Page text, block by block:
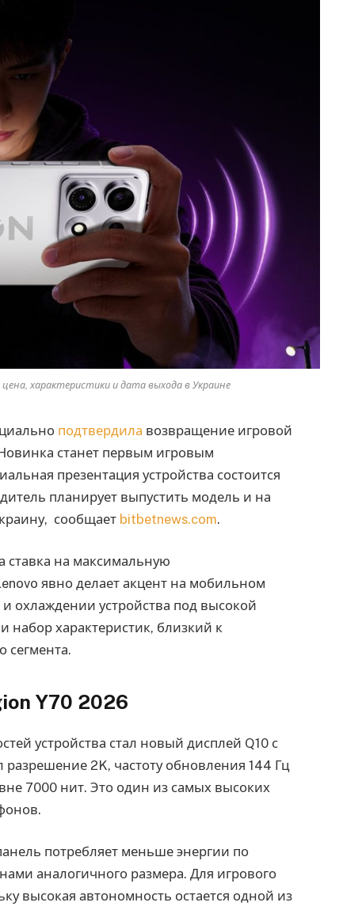
характеристики и дата выхода в Украине
подтвердила возвращение игровой
станет первым игровым
презентация устройства состоится
планирует выпустить модель и на
сообщает bitbetnews.com.
ставка на максимальную
явно делает акцент на мобильном
охлаждении устройства под высокой
набор характеристик, близкий к
сегмента.
Y70 2026
устройства стал новый дисплей Q10 с
2K, частоту обновления 144 Гц
7000 нит. Это один из самых высоких
потребляет меньше энергии по
аналогичного размера. Для игрового
высокая автономность остается одной из